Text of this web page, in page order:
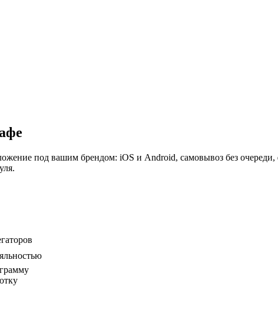
под вашим брендом: iOS и Android, самовывоз без